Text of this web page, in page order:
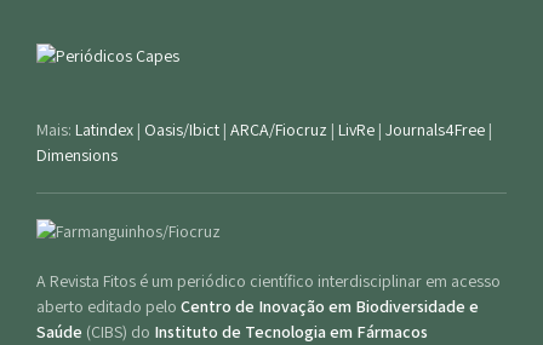
Mais: Latindex | Oasis/Ibict | ARCA/Fiocruz | LivRe | Journals4Free |
Dimensions
A Revista Fitos é um periódico científico interdisciplinar em acesso
aberto editado pelo Centro de Inovação em Biodiversidade e
Saúde (CIBS) do Instituto de Tecnologia em Fármacos